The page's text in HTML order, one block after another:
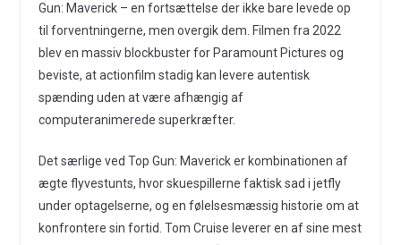
Gun: Maverick – en fortsættelse der ikke bare levede op
til forventningerne, men overgik dem. Filmen fra 2022
blev en massiv blockbuster for Paramount Pictures og
beviste, at actionfilm stadig kan levere autentisk
spænding uden at være afhængig af
computeranimerede superkræfter.
Det særlige ved Top Gun: Maverick er kombinationen af
ægte flyvestunts, hvor skuespillerne faktisk sad i jetfly
under optagelserne, og en følelsesmæssig historie om at
konfrontere sin fortid. Tom Cruise leverer en af sine mest